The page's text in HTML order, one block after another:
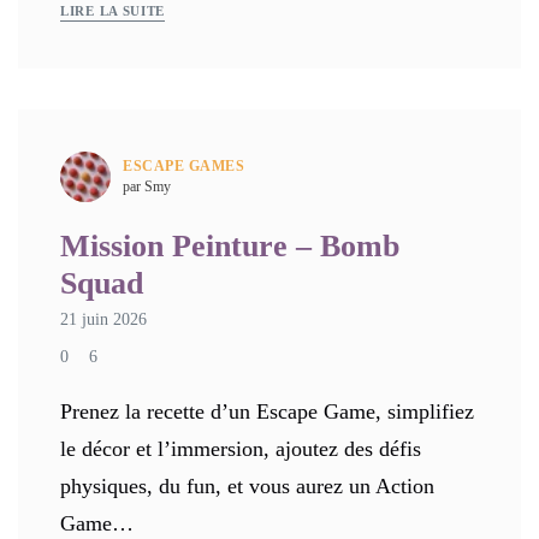
LIRE LA SUITE
ESCAPE GAMES
par Smy
Mission Peinture – Bomb
Squad
21 juin 2026
0 6
Prenez la recette d’un Escape Game, simplifiez
le décor et l’immersion, ajoutez des défis
physiques, du fun, et vous aurez un Action
Game…